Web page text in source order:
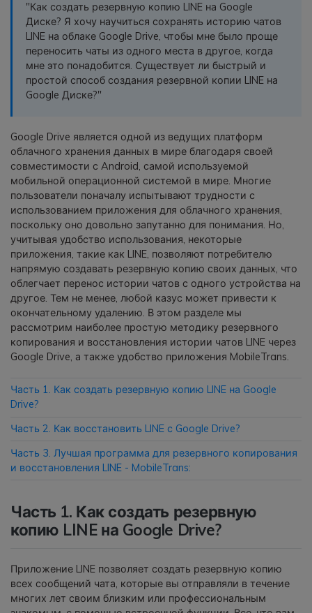
Перенос данных смартфона
Передавайте сообщения,
фотографии, видео и многое
другое со смартфона на смартфон,
со смартфона на ПК и наоборот.
восстановление
Создавайте резервные копии для
18+ типов данных и данных
WhatsApp на ПК. С легкостью
восстанавливайте резервные
копии.
Перенос плейлистов
НОВИНКА
Переносите музыкальные
плейлисты с одного потокового
сервиса на другой.
Приложение
WhatsApp Business без сброса
настроек к заводским.
Приложение MobileTrans
Передавайте данные смартфона,
устройствами.
Популярные темы
Конкурсы и мероприятияСкачать
"Как создать резервную копию LINE на Google
Диске? Я хочу научиться сохранять историю чатов
LINE на облаке Google Drive, чтобы мне было проще
переносить чаты из одного места в другое, когда
мне это понадобится. Существует ли быстрый и
простой способ создания резервной копии LINE на
Google Диске?"
Google Drive является одной из ведущих платформ
облачного хранения данных в мире благодаря своей
совместимости с Android, самой используемой
мобильной операционной системой в мире. Многие
пользователи поначалу испытывают трудности с
использованием приложения для облачного хранения,
поскольку оно довольно запутанно для понимания. Но,
учитывая удобство использования, некоторые
приложения, такие как LINE, позволяют потребителю
напрямую создавать резервную копию своих данных, что
облегчает перенос истории чатов с одного устройства на
другое. Тем не менее, любой казус может привести к
окончательному удалению. В этом разделе мы
рассмотрим наиболее простую методику резервного
копирования и восстановления истории чатов LINE через
Google Drive, а также удобство приложения MobileTrans.
Часть 1. Как создать резервную копию LINE на Google
Drive?
Часть 2. Как восстановить LINE с Google Drive?
Часть 3. Лучшая программа для резервного копирования
и восстановления LINE - MobileTrans:
Часть 1. Как создать резервную
копию LINE на Google Drive?
Приложение LINE позволяет создать резервную копию
всех сообщений чата, которые вы отправляли в течение
многих лет своим близким или профессиональным